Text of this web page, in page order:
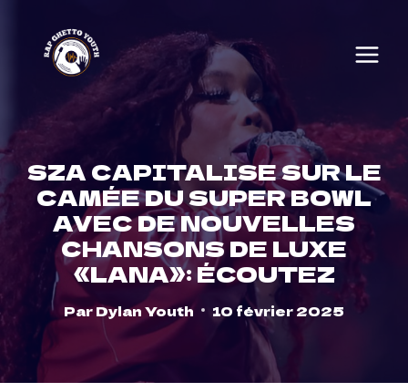
content
SZA CAPITALISE SUR LE
CAMÉE DU SUPER BOWL
AVEC DE NOUVELLES
CHANSONS DE LUXE
«LANA»: ÉCOUTEZ
ParDylan Youth 10 février 2025